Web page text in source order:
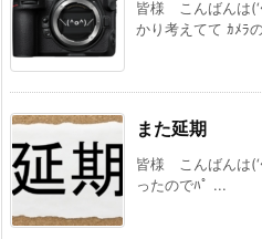
皆様 こんばんは
かり考えてて ｶﾒﾗ
また延期
皆様 こんばんは
ったのでﾊﾟ ...